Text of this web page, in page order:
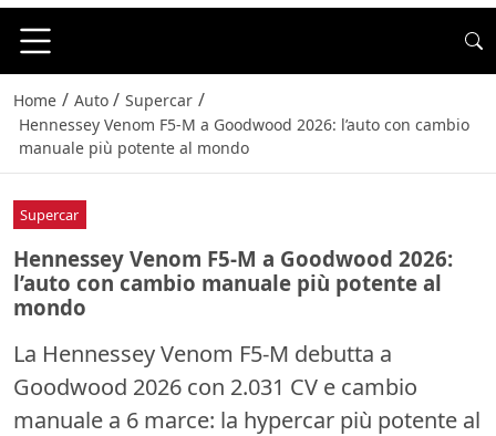
Home / Auto / Supercar /
Hennessey Venom F5-M a Goodwood 2026: l’auto con cambio
manuale più potente al mondo
Supercar
Hennessey Venom F5-M a Goodwood 2026:
l’auto con cambio manuale più potente al
mondo
La Hennessey Venom F5-M debutta a
Goodwood 2026 con 2.031 CV e cambio
manuale a 6 marce: la hypercar più potente al